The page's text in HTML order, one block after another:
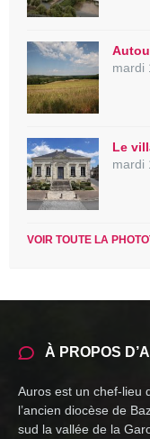
mardi
Le
mardi
VOIR TOUTE LA
À PROPOS
Auros est un chef-lieu
l’ancien diocèse de
sud la vallée de la